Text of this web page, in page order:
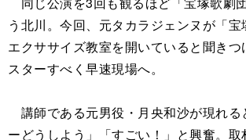
う北川。今回、元タカラジェンヌが「
エクササイズ教室を開いていると聞きつ
スターすべく早速現場へ。
講師である元男役・月央和沙が現れる
ーどうしよう」「すごい！」と興奮。取